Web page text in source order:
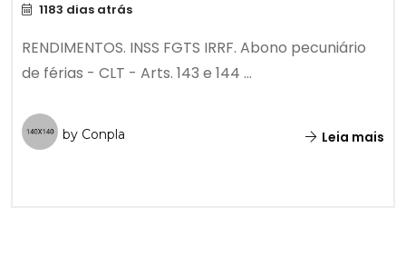
1183 dias atrás
RENDIMENTOS. INSS FGTS IRRF. Abono pecuniário
de férias - CLT - Arts. 143 e 144 ...
by Conpla Leia mais